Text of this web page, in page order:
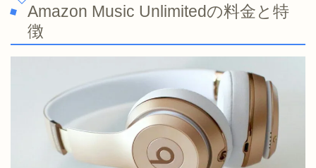
Amazon Music Unlimitedの料金と特
徴